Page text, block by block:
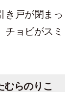
き戸が閉まっ
チョビがスミ
むらのりこ